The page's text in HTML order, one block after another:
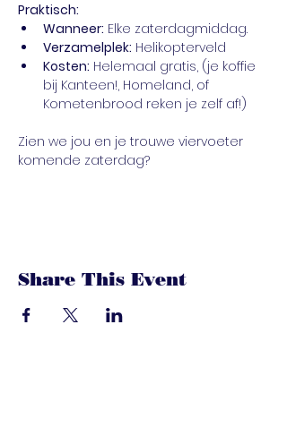
Praktisch:
Wanneer: Elke zaterdagmiddag.
Verzamelplek: Helikopterveld
Kosten: Helemaal gratis, (je koffie
bij Kanteen!, Homeland, of
Kometenbrood reken je zelf af!)
Zien we jou en je trouwe viervoeter
komende zaterdag?
Share This Event